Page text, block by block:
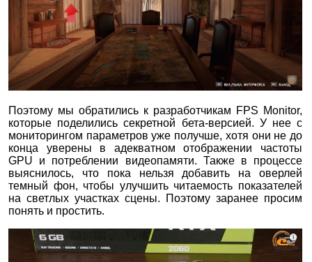
Поэтому мы обратились к разработчикам FPS Monitor,
которые поделились секретной бета-версией. У нее с
мониторингом параметров уже получше, хотя они не до
конца уверены в адекватном отображении частоты
GPU и потреблении видеопамяти. Также в процессе
выяснилось, что пока нельзя добавить на оверлей
темный фон, чтобы улучшить читаемость показателей
на светлых участках сцены. Поэтому заранее просим
понять и простить.